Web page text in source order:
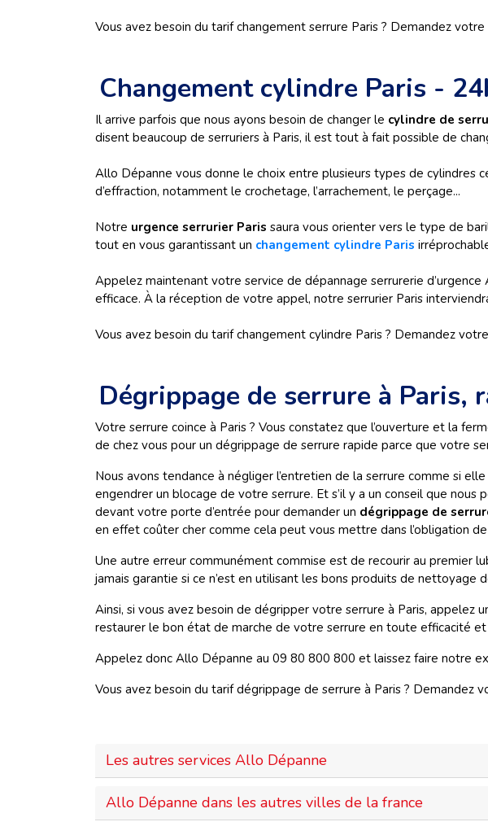
Vous avez besoin du tarif changement serrure Paris ? Demandez
Changement cylindre Paris -
Il arrive parfois que nous ayons besoin de changer le cylindre de
disent beaucoup de serruriers à Paris, il est tout à fait possible de
Allo Dépanne vous donne le choix entre plusieurs types de
d’effraction, notamment le crochetage, l’arrachement, le perçage...
Notre urgence serrurier Paris saura vous orienter vers le type de
tout en vous garantissant un changement cylindre Paris
Appelez maintenant votre service de dépannage serrurerie
efficace. À la réception de votre appel, notre serrurier Paris
Vous avez besoin du tarif changement cylindre Paris ? Demandez
Dégrippage de serrure à Paris,
Votre serrure coince à Paris ? Vous constatez que l’ouverture et la
de chez vous pour un dégrippage de serrure rapide parce que votre
Nous avons tendance à négliger l’entretien de la serrure comme si
engendrer un blocage de votre serrure. Et s’il y a un conseil que
devant votre porte d’entrée pour demander un dégrippage de
en effet coûter cher comme cela peut vous mettre dans l’obligation
Une autre erreur communément commise est de recourir au premier
jamais garantie si ce n’est en utilisant les bons produits de nettoyage
Ainsi, si vous avez besoin de dégripper votre serrure à Paris,
restaurer le bon état de marche de votre serrure en toute efficacité
Appelez donc Allo Dépanne au 09 80 800 800 et laissez faire notre
Vous avez besoin du tarif dégrippage de serrure à Paris ?
Les autres services Allo Dépanne
Allo Dépanne dans les autres villes de la france